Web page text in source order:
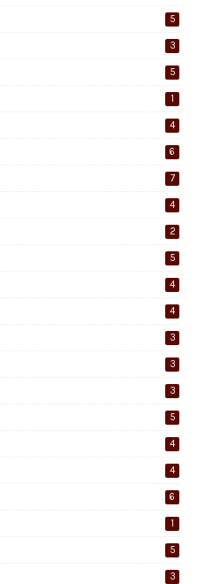
5
3
5
1
4
6
7
4
2
5
4
4
3
3
3
5
4
4
6
1
5
3